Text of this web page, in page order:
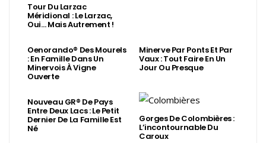
Tour Du Larzac
Méridional : Le Larzac,
Oui… Mais Autrement !
Oenorando® Des Mourels
: En Famille Dans Un
Minervois À Vigne
Ouverte
Minerve Par Ponts Et Par
Vaux : Tout Faire En Un
Jour Ou Presque
Nouveau GR® De Pays
Entre Deux Lacs : Le Petit
Dernier De La Famille Est
Né
Gorges De Colombières :
L’incontournable Du
Caroux